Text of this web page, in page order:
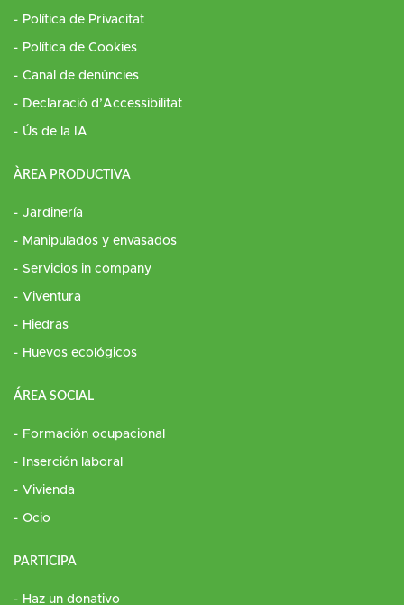
Política de Privacitat
Política de Cookies
Canal de denúncies
Declaració d’Accessibilitat
Ús de la IA
ÀREA PRODUCTIVA
Jardinería
Manipulados y envasados
Servicios in company
Viventura
Hiedras
Huevos ecológicos
ÁREA SOCIAL
Formación ocupacional
Inserción laboral
Vivienda
Ocio
PARTICIPA
Haz un donativo